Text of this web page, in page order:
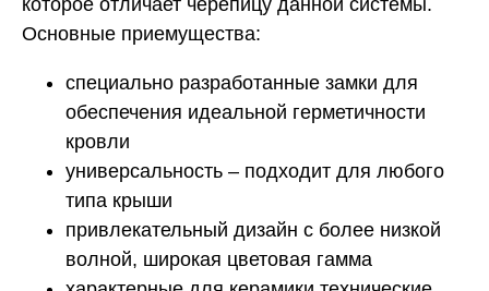
которое отличает черепицу данной системы.
Основные приемущества:
специально разработанные замки для
обеспечения идеальной герметичности
кровли
универсальность – подходит для любого
типа крыши
привлекательный дизайн с более низкой
волной, широкая цветовая гамма